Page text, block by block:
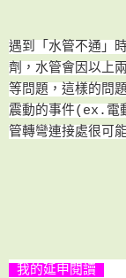
遇到 「水管不通」
劑 ， 水管會因以上
等問題 ，這樣的問
震動的事件(ex.電
管轉彎連接處很可
我的延申閱讀